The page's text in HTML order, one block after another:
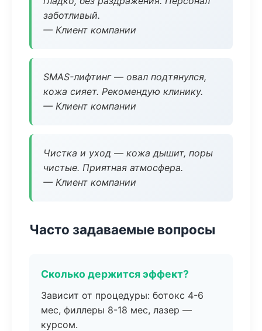
заботливый.
— Клиент компании
SMAS-лифтинг — овал подтянулся,
кожа сияет. Рекомендую клинику.
— Клиент компании
Чистка и уход — кожа дышит, поры
чистые. Приятная атмосфера.
— Клиент компании
Часто задаваемые вопросы
Сколько держится эффект?
Зависит от процедуры: ботокс 4-6
мес, филлеры 8-18 мес, лазер —
курсом.